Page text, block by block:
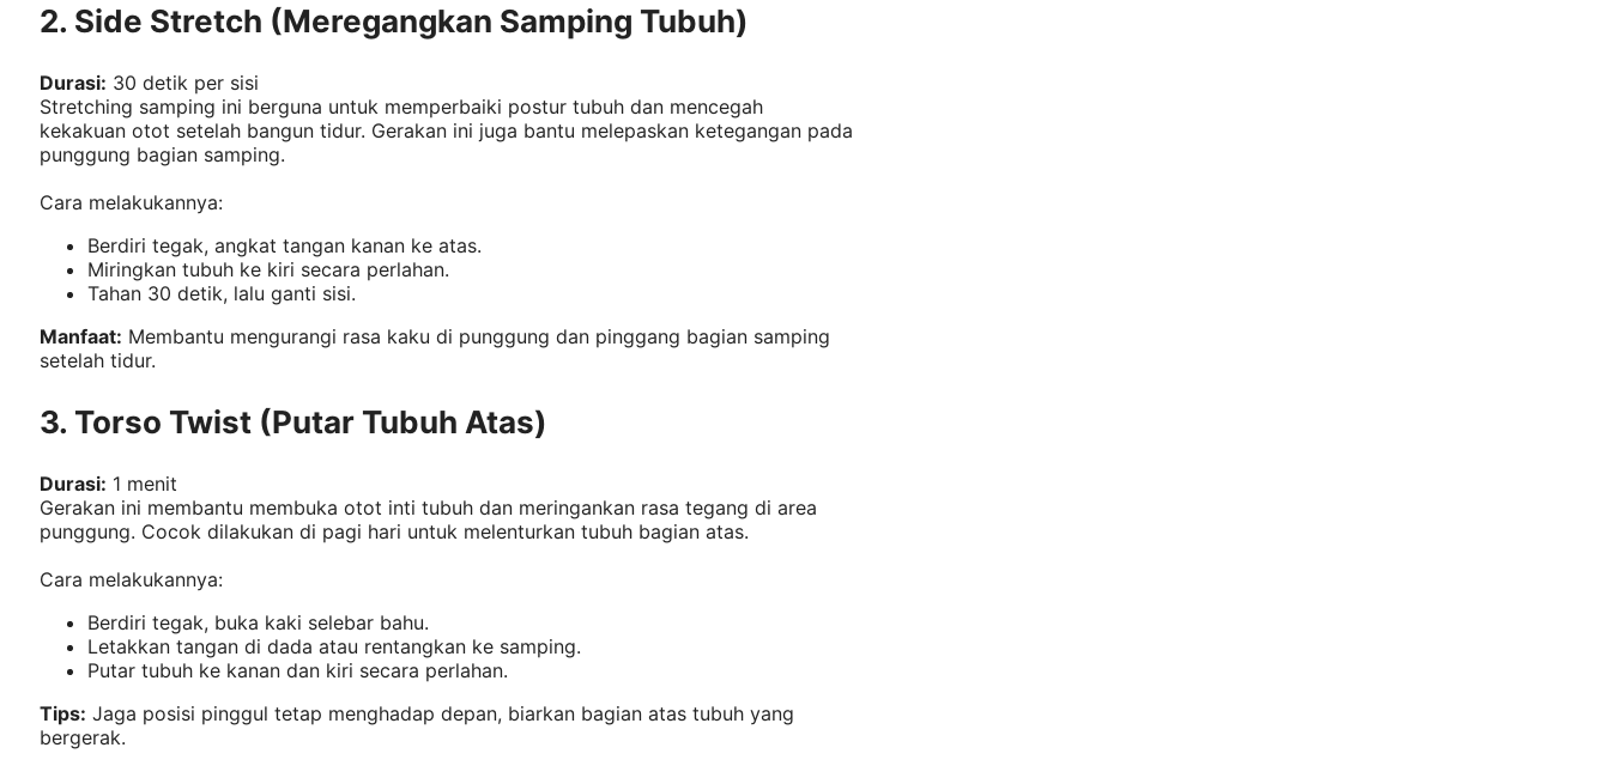
2. Side Stretch (Meregangkan Samping Tubuh)
Durasi: 30 detik per sisi
Stretching samping ini berguna untuk memperbaiki postur tubuh dan mencegah
kekakuan otot setelah bangun tidur. Gerakan ini juga bantu melepaskan ketegangan pada
punggung bagian samping.
Cara melakukannya:
Berdiri tegak, angkat tangan kanan ke atas.
Miringkan tubuh ke kiri secara perlahan.
Tahan 30 detik, lalu ganti sisi.
Manfaat: Membantu mengurangi rasa kaku di punggung dan pinggang bagian samping
setelah tidur.
3. Torso Twist (Putar Tubuh Atas)
Durasi: 1 menit
Gerakan ini membantu membuka otot inti tubuh dan meringankan rasa tegang di area
punggung. Cocok dilakukan di pagi hari untuk melenturkan tubuh bagian atas.
Cara melakukannya:
Berdiri tegak, buka kaki selebar bahu.
Letakkan tangan di dada atau rentangkan ke samping.
Putar tubuh ke kanan dan kiri secara perlahan.
Tips: Jaga posisi pinggul tetap menghadap depan, biarkan bagian atas tubuh yang
bergerak.